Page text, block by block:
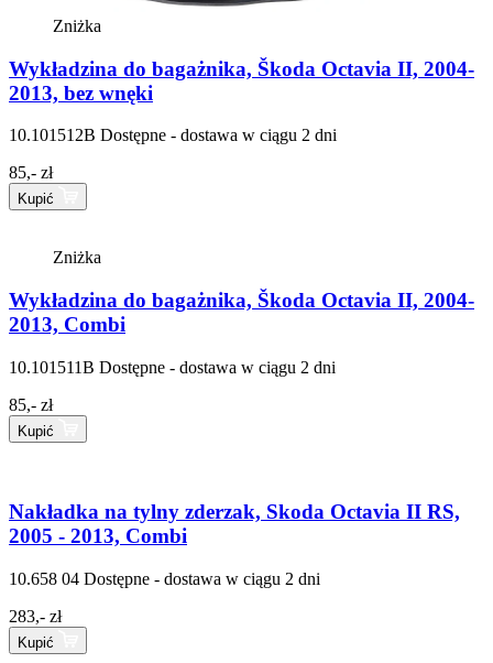
Zniżka
Wykładzina do bagażnika, Škoda Octavia II, 2004-
2013, bez wnęki
10.101512B Dostępne - dostawa w ciągu 2 dni
85,- zł
Kupić
Zniżka
Wykładzina do bagażnika, Škoda Octavia II, 2004-
2013, Combi
10.101511B Dostępne - dostawa w ciągu 2 dni
85,- zł
Kupić
Nakładka na tylny zderzak, Skoda Octavia II RS,
2005 - 2013, Combi
10.658 04 Dostępne - dostawa w ciągu 2 dni
283,- zł
Kupić